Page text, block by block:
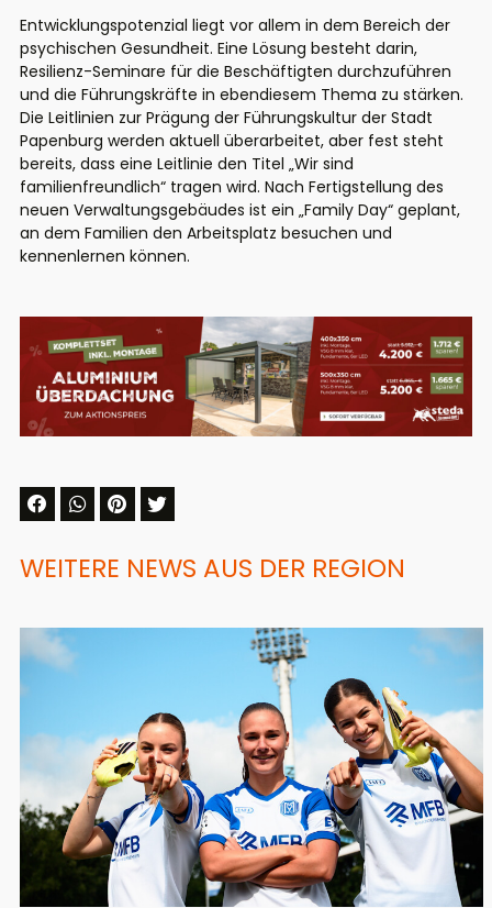
Entwicklungspotenzial liegt vor allem in dem Bereich der
psychischen Gesundheit. Eine Lösung besteht darin,
Resilienz-Seminare für die Beschäftigten durchzuführen
und die Führungskräfte in ebendiesem Thema zu stärken.
Die Leitlinien zur Prägung der Führungskultur der Stadt
Papenburg werden aktuell überarbeitet, aber fest steht
bereits, dass eine Leitlinie den Titel „Wir sind
familienfreundlich“ tragen wird. Nach Fertigstellung des
neuen Verwaltungsgebäudes ist ein „Family Day“ geplant,
an dem Familien den Arbeitsplatz besuchen und
kennenlernen können.
WEITERE NEWS AUS DER REGION